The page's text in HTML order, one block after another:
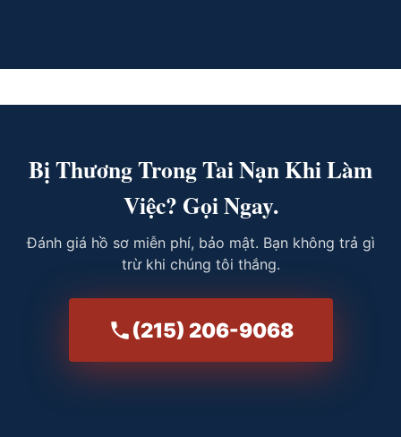
Bị Thương Trong Tai Nạn Khi Làm
Việc? Gọi Ngay.
Đánh giá hồ sơ miễn phí, bảo mật. Bạn không trả gì
trừ khi chúng tôi thắng.
(215) 206-9068